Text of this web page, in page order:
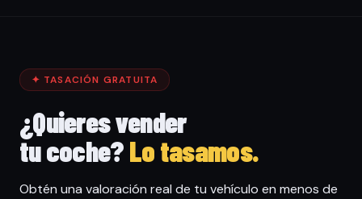
✦ TASACIÓN GRATUITA
¿Quieres vender
tu coche?Lo tasamos.
Obtén una valoración real de tu vehículo en menos de